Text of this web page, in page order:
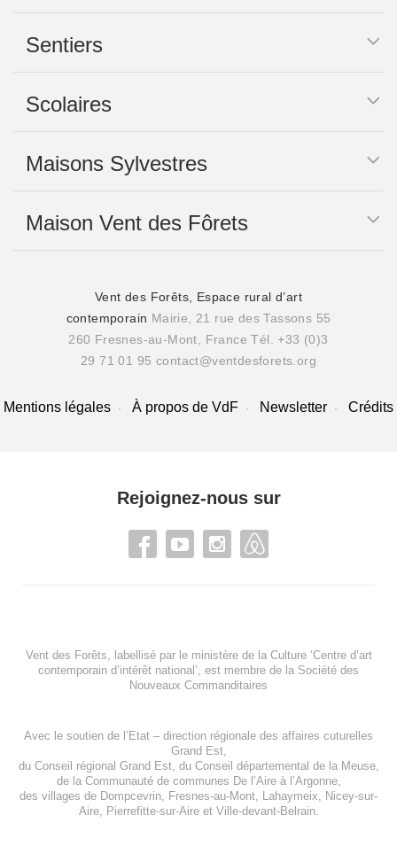
Sentiers
Scolaires
Maisons Sylvestres
Maison Vent des Fôrets
Vent des Forêts, Espace rural d’art
contemporain Mairie, 21 rue des Tassons 55
260 Fresnes-au-Mont, France Tél. +33 (0)3
29 71 01 95 contact@ventdesforets.org
Mentions légales À propos de VdF Newsletter Crédits
Rejoignez-nous sur
Vent des Forêts, labellisé par le ministère de la Culture ‘Centre d’art
contemporain d’intérêt national’, est membre de la Société des
Nouveaux Commanditaires
Avec le soutien de l’ Etat – direction régionale des affaires cuturelles
Grand Est,
du Conseil régional Grand Est, du Conseil départemental de la Meuse,
de la Communauté de communes De l’Aire à l’Argonne,
des villages de Dompcevrin, Fresnes-au-Mont, Lahaymeix, Nicey-sur-
Aire, Pierrefitte-sur-Aireet Ville-devant-Belrain.